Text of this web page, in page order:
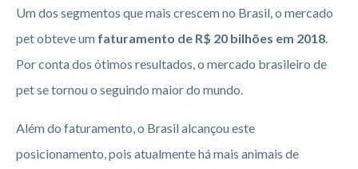
Um dos segmentos que mais crescem no Brasil, o mercado
pet obteve um faturamento de R$ 20 bilhões em 2018.
Por conta dos ótimos resultados, o mercado brasileiro de
pet se tornou o seguindo maior do mundo.
Além do faturamento, o Brasil alcançou este
posicionamento, pois atualmente há mais animais de